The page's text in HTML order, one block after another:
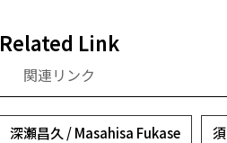
Related Link
関連リンク
深瀬昌久 / Masahisa Fukase